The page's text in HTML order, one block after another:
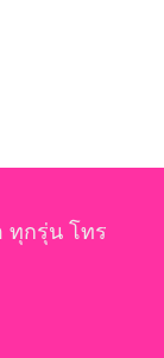
ทุกรุ่น โทร